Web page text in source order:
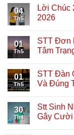
04
Th5
Lời Chúc
2026
01
Th5
STT Đơn
Tâm
01
Th5
STT Đàn
Và Đúng
30
Th4
Stt Sinh
Gây Cười